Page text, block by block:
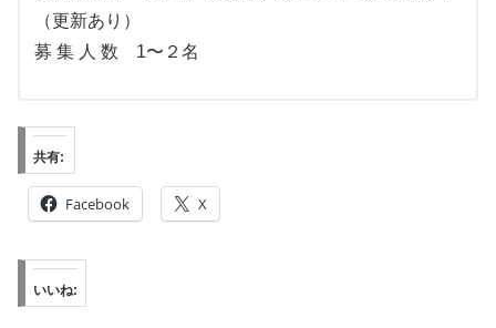
（更新あり）
募 集 人 数 1〜２名
共有:
Facebook X
いいね: